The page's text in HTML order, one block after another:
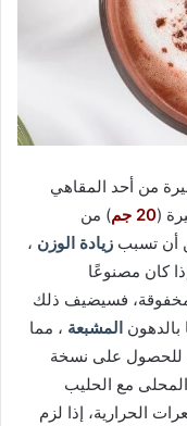
من أحد المقاهي
(20 جم
) من
أن تسبب زيادة الوزن ،
كان مصنوعًا
فسيضيف ذلك
بالدهون المشبعة ، مما
للحصول على نسخة
مع الحليب
الحرارية، إذا لزم